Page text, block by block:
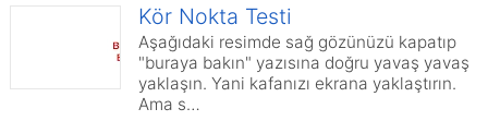
Kör Nokta Testi
Aşağıdaki resimde sağ gözünüzü kapatıp
"buraya bakın" yazısına doğru yavaş yavaş
yaklaşın. Yani kafanızı ekrana yaklaştırın.
Ama s…